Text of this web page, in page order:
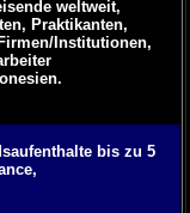
weltweit,
Praktikanten,
Institutionen,
bis zu 5